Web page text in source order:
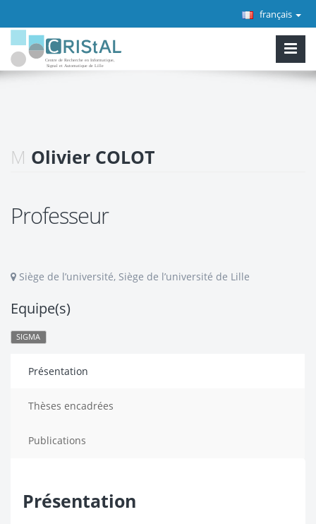
français
M Olivier COLOT
Professeur
Siège de l’université, Siège de l’université de Lille
Equipe(s)
SIGMA
Présentation
Thèses encadrées
Publications
Présentation